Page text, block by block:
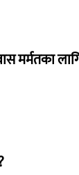
मर्मतका